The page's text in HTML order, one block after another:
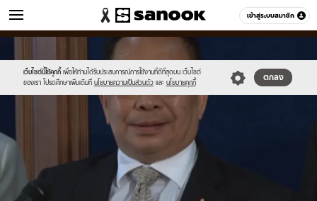
เข้าสู่ระบบสมาชิก
ข่าว หมวดอื่นๆ
เว็บไซต์นี้ใช้คุกกี้ เพื่อให้ท่านได้รับประสบการณ์การใช้งานที่ดีที่สุดบน เว็บไซต์
ของเรา โปรดศึกษาเพิ่มเติมที่ นโยบายความเป็นส่วนตัว และ นโยบายคุกกี้
ตกลง
//s.isanook.com/sr/0/images/logo-
new-
sanook.png
//s.isanook.com/ns/0/ud/374/1872642/648622-
01.jpg